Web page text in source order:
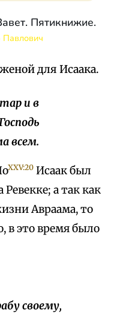
Пятикнижие.
Павлович
для Исаака.
и в
всем.
XXV:20 Исаак был
а так как
Авраама, то
в это время было
своему,